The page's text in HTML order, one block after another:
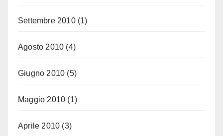
Settembre 2010(1)
Agosto 2010 (4)
Giugno 2010 (5)
Maggio 2010 (1)
Aprile 2010 (3)